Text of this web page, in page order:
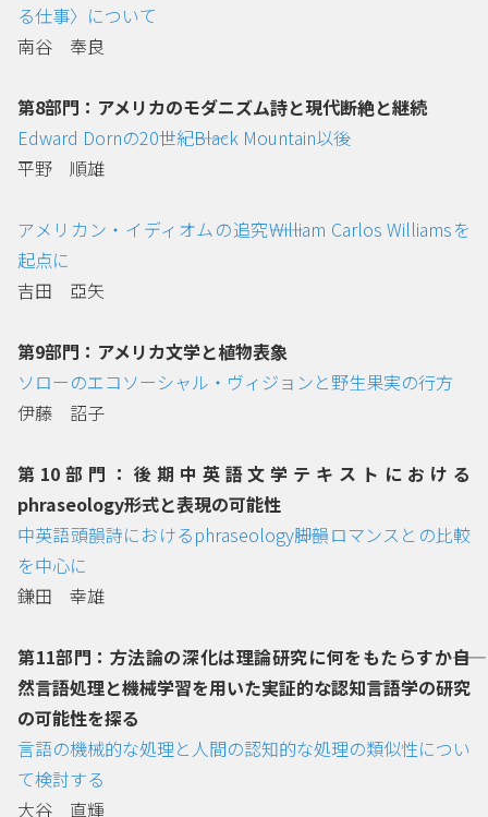
る仕事〉について
南谷 奉良
第8部門：アメリカのモダニズム詩と現代――断絶と継続
Edward Dornの20世紀――Black Mountain以後
平野 順雄
アメリカン・イディオムの追究――William Carlos Williamsを
起点に
吉田 亞矢
第9部門：アメリカ文学と植物表象
ソローのエコソーシャル・ヴィジョンと野生果実の行方
伊藤 詔子
第10部門：後期中英語文学テキストにおける
phraseology――形式と表現の可能性
中英語頭韻詩におけるphraseology――脚韻ロマンスとの比較
を中心に
鎌田 幸雄
第11部門：方法論の深化は理論研究に何をもたらすか――自
然言語処理と機械学習を用いた実証的な認知言語学の研究
の可能性を探る
言語の機械的な処理と人間の認知的な処理の類似性につい
て検討する
大谷 直輝